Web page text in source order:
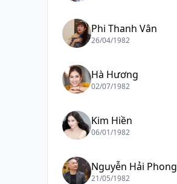
Phi Thanh Vân
26/04/1982
Hà Hương
02/07/1982
Kim Hiền
06/01/1982
Nguyễn Hải Phong
21/05/1982